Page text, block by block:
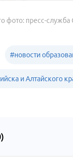
фото: пресс-
#новости
и Алтайского
)